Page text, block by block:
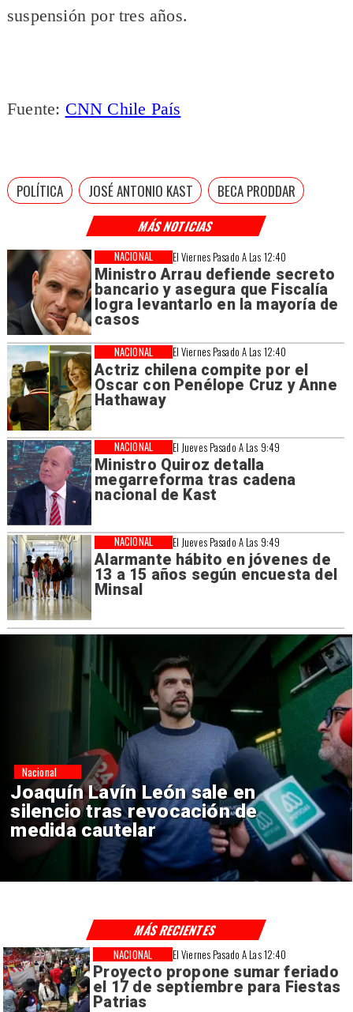
MÁS NOTICIAS
El Viernes Pasado A Las 12:40
Ministro Arrau defiende secreto
bancario y asegura que Fiscalía
logra levantarlo en la mayoría de
casos
NACIONAL
El Viernes Pasado A Las 12:40
Actriz chilena compite por el
Oscar con Penélope Cruz y Anne
Hathaway
NACIONAL
El Jueves Pasado A Las 9:49
Ministro Quiroz detalla
megarreforma tras cadena
nacional de Kast
NACIONAL
El Jueves Pasado A Las 9:49
Alarmante hábito en jóvenes de
13 a 15 años según encuesta del
Minsal
NACIONAL
suspensión por tres años.
Fuente: CNN Chile País
POLÍTICA JOSÉ ANTONIO KAST BECA PRODDAR
Chile y Venezuela formalizan
reinicio de relaciones
consulares
Nacional
El Viernes Pasado A Las 12:40
Proyecto propone sumar feriado
el 17 de septiembre para Fiestas
Patrias
NACIONAL
MÁS RECIENTES